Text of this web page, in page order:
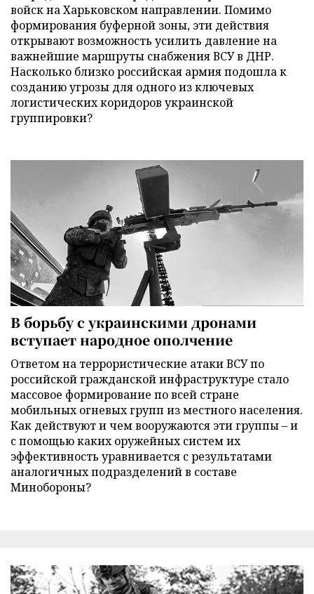
войск на Харьковском направлении. Помимо
формирования буферной зоны, эти действия
открывают возможность усилить давление на
важнейшие маршруты снабжения ВСУ в ДНР.
Насколько близко российская армия подошла к
созданию угрозы для одного из ключевых
логистических коридоров украинской
группировки?
В борьбу с украинскими дронами
вступает народное ополчение
Ответом на террористические атаки ВСУ по
российской гражданской инфраструктуре стало
массовое формирование по всей стране
мобильных огневых групп из местного населения.
Как действуют и чем вооружаются эти группы – и
с помощью каких оружейных систем их
эффективность уравнивается с результатами
аналогичных подразделений в составе
Минобороны?